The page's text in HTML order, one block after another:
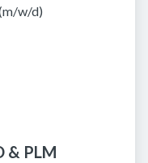
w/d)
& PLM